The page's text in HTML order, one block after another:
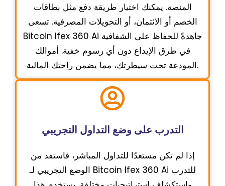
المنصة. يمكنك اختيار طريقة دفع مثل بطاقات
الخصم أو الائتمان، أو التحويلات المصرفية. تسعى
Bitcoin Ifex 360 Ai جاهدةً للحفاظ على الشفافية
في طرق الإيداع دون أي رسوم خفية. أموالك
المودعة تحت سيطرتك، مما يضمن راحتك المالية.
التدرب على وضع التداول التجريبي
إذا لم تكن مستعدًا للتداول المباشر، فاستفد من
الوضع التجريبي لـ Bitcoin Ifex 360 Ai للتدرب